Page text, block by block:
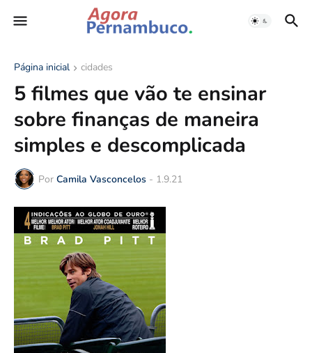
Página inicial cidades
5 filmes que vão te ensinar
sobre finanças de maneira
simples e descomplicada
Por Camila Vasconcelos - 1.9.21